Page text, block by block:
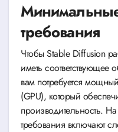
требования
Чтобы Stable Diffusion
иметь
вам потребуется
(GPU), который
производительность.
требования включают